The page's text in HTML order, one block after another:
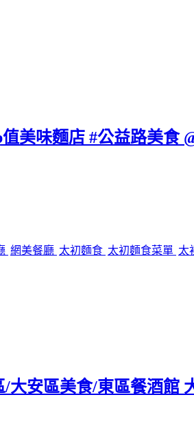
美味麵店 #公益路美食
網美餐廳 太初麵食 太初麵食菜單 太
安區美食/東區餐酒館